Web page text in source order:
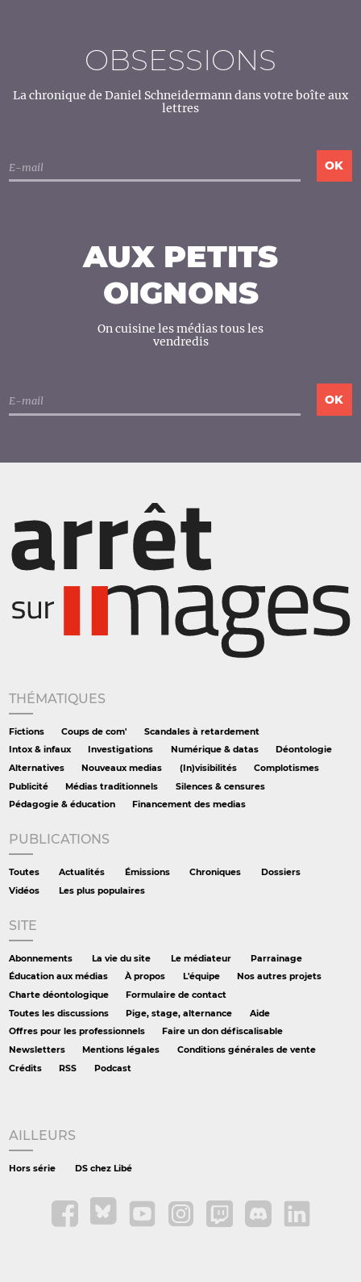
OBSESSIONS
La chronique de Daniel Schneidermann dans votre boîte aux
lettres
AUX PETITS
OIGNONS
On cuisine les médias tous les
vendredis
THÉMATIQUES
Fictions Coups de com'
Scandales à retardement
Intox & infaux
Investigations Numérique & datas
Déontologie
Alternatives
Nouveaux medias (In)visibilités
Complotismes
Publicité
Médias traditionnels
Silences & censures
Pédagogie & éducation
Financement des medias
PUBLICATIONS
Toutes Actualités Émissions Chroniques
Dossiers
Vidéos
Les plus populaires
SITE
Abonnements La vie du site Le médiateur
Parrainage
Éducation aux médias
À propos L'équipe
Nos autres projets
Charte déontologique
Formulaire de contact
Toutes les discussions
Pige, stage, alternance
Aide
Offres pour les professionnels
Faire un don défiscalisable
Newsletters
Mentions légales
Conditions générales de vente
Crédits
RSS Podcast
AILLEURS
Hors série DS chez Libé